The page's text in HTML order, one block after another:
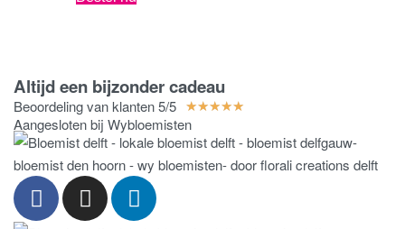
Altijd een bijzonder cadeau
Beoordeling van klanten 5/5 ★★★★★
Aangesloten bij Wybloemisten